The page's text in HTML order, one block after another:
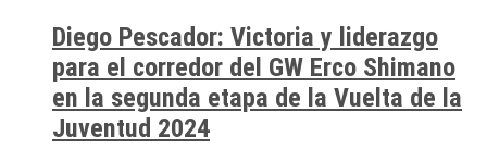
Diego Pescador: Victoria y liderazgo
para el corredor del GW Erco Shimano
en la segunda etapa de la Vuelta de la
Juventud 2024